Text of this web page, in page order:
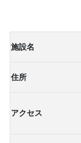
施設名
住所
アクセス